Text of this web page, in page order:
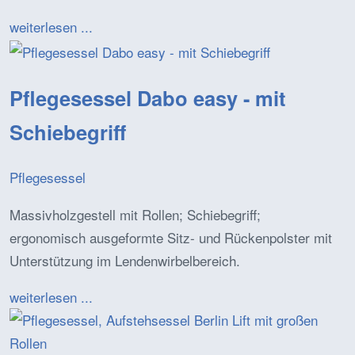
weiterlesen ...
Pflegesessel Dabo easy - mit
Schiebegriff
Pflegesessel
Massivholzgestell mit Rollen; Schiebegriff;
ergonomisch ausgeformte Sitz- und Rückenpolster mit
Unterstützung im Lendenwirbelbereich.
weiterlesen ...